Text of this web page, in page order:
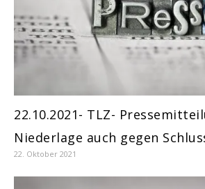
22.10.2021- TLZ-
Niederlage auch gegen
22. Oktober 2021